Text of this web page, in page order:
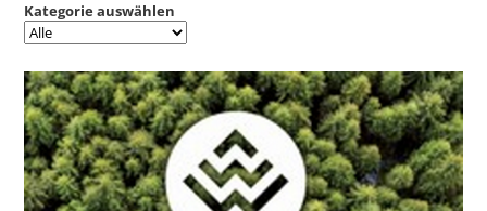
Kategorie auswählen